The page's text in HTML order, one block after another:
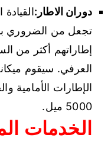
دوران الاطار:
تجعل من الضروري
إطاراتهم أكثر من
العرفي. سيقوم
الإطارات الأمامية
5000 ميل.
الخدمات